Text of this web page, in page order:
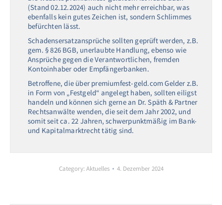
(Stand 02.12.2024) auch nicht mehr erreichbar, was
ebenfalls kein gutes Zeichen ist, sondern Schlimmes
befürchten lässt.
Schadensersatzansprüche sollten geprüft werden, z.B.
gem. § 826 BGB, unerlaubte Handlung, ebenso wie
Ansprüche gegen die Verantwortlichen, fremden
Kontoinhaber oder Empfängerbanken.
Betroffene, die über premiumfest-geld.com Gelder z.B.
in Form von „Festgeld“ angelegt haben, sollten eiligst
handeln und können sich gerne an Dr. Späth & Partner
Rechtsanwälte wenden, die seit dem Jahr 2002, und
somit seit ca. 22 Jahren, schwerpunktmäßig im Bank-
und Kapitalmarktrecht tätig sind.
Category:Aktuelles 4. Dezember 2024